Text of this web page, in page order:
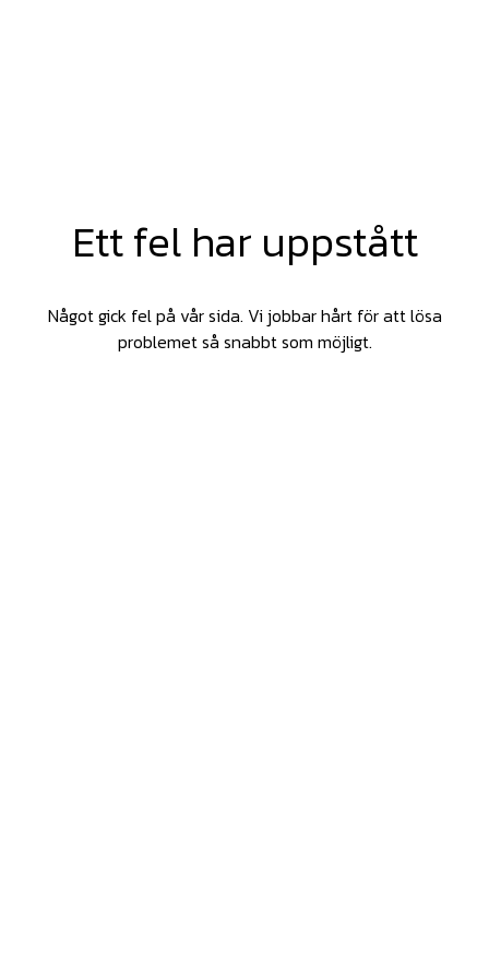
Ett fel har uppstått
Något gick fel på vår sida. Vi jobbar hårt för att lösa
problemet så snabbt som möjligt.